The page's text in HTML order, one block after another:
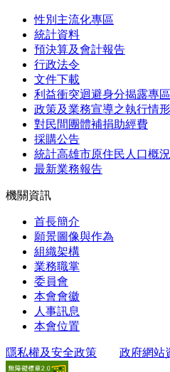
性別主流化專區
統計資料
預決算及會計報告
行政法令
文件下載
利益衝突迴避身分揭露專區
政策及業務宣導之執行情形
對民間團體補捐助經費
採購公告
統計高雄市原住民人口概
最新業務報告
機關資訊
首長簡介
願景圖像與作為
組織架構
業務職掌
委員會
本會會徽
人事訊息
本會位置
隱私權及安全政策 政府網站